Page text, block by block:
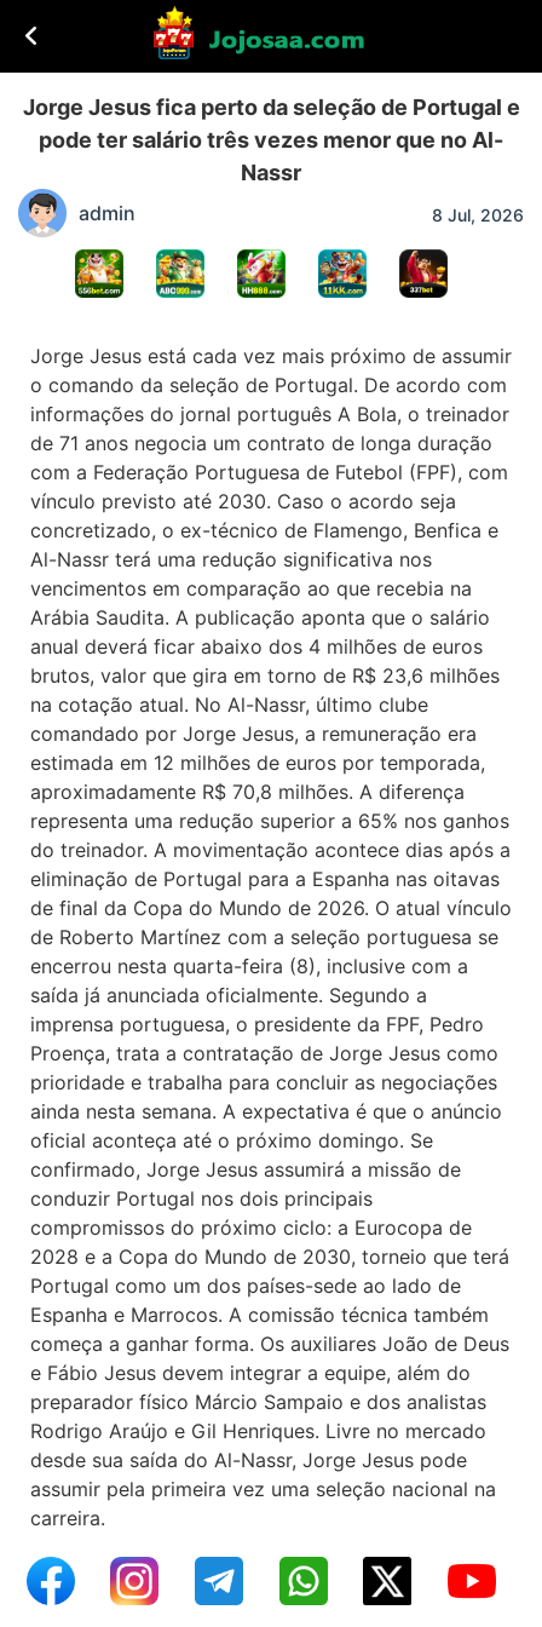
Jorge Jesus fica perto da seleção de Portugal e
pode ter salário três vezes menor que no Al-
Nassr
admin 8 Jul, 2026
Jorge Jesus está cada vez mais próximo de assumir
o comando da seleção de Portugal. De acordo com
informações do jornal português A Bola, o treinador
de 71 anos negocia um contrato de longa duração
com a Federação Portuguesa de Futebol (FPF), com
vínculo previsto até 2030. Caso o acordo seja
concretizado, o ex-técnico de Flamengo, Benfica e
Al-Nassr terá uma redução significativa nos
vencimentos em comparação ao que recebia na
Arábia Saudita. A publicação aponta que o salário
anual deverá ficar abaixo dos 4 milhões de euros
brutos, valor que gira em torno de R$ 23,6 milhões
na cotação atual. No Al-Nassr, último clube
comandado por Jorge Jesus, a remuneração era
estimada em 12 milhões de euros por temporada,
aproximadamente R$ 70,8 milhões. A diferença
representa uma redução superior a 65% nos ganhos
do treinador. A movimentação acontece dias após a
eliminação de Portugal para a Espanha nas oitavas
de final da Copa do Mundo de 2026. O atual vínculo
de Roberto Martínez com a seleção portuguesa se
encerrou nesta quarta-feira (8), inclusive com a
saída já anunciada oficialmente. Segundo a
imprensa portuguesa, o presidente da FPF, Pedro
Proença, trata a contratação de Jorge Jesus como
prioridade e trabalha para concluir as negociações
ainda nesta semana. A expectativa é que o anúncio
oficial aconteça até o próximo domingo. Se
confirmado, Jorge Jesus assumirá a missão de
conduzir Portugal nos dois principais
compromissos do próximo ciclo: a Eurocopa de
2028 e a Copa do Mundo de 2030, torneio que terá
Portugal como um dos países-sede ao lado de
Espanha e Marrocos. A comissão técnica também
começa a ganhar forma. Os auxiliares João de Deus
e Fábio Jesus devem integrar a equipe, além do
preparador físico Márcio Sampaio e dos analistas
Rodrigo Araújo e Gil Henriques. Livre no mercado
desde sua saída do Al-Nassr, Jorge Jesus pode
assumir pela primeira vez uma seleção nacional na
carreira.